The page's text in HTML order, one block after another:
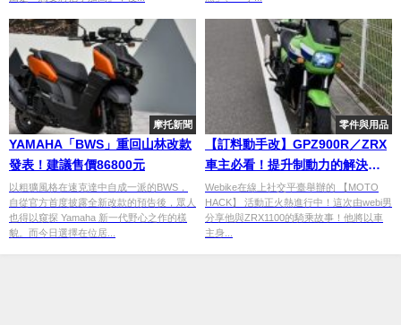
摩托新聞
YAMAHA「BWS」重回山林改款
發表！建議售價86800元
以粗獷風格在速克達中自成一派的BWS，
自從官方首度披露全新改款的預告後，眾人
也得以窺探 Yamaha 新一代野心之作的樣
貌。而今日選擇在位居...
零件與用品
【訂料動手改】GPZ900R／ZRX
車主必看！提升制動力的解決之
道
Webike在線上社交平臺舉辦的 【MOTO
HACK】 活動正火熱進行中！這次由webi男
分享他與ZRX1100的騎乘故事！他將以車
主身...